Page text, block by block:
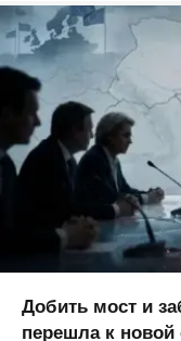
Добить мост и
перешла к новой